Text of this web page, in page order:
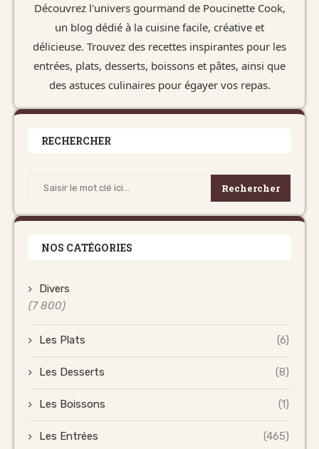
Découvrez l'univers gourmand de Poucinette Cook,
un blog dédié à la cuisine facile, créative et
délicieuse. Trouvez des recettes inspirantes pour les
entrées, plats, desserts, boissons et pâtes, ainsi que
des astuces culinaires pour égayer vos repas.
RECHERCHER
Rechercher
NOS CATÉGORIES
Divers
(7 800)
Les Plats (6)
Les Desserts (8)
Les Boissons (1)
Les Entrées (465)